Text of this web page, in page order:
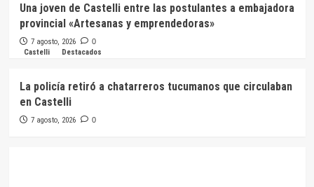
Una joven de Castelli entre las postulantes a embajadora
provincial «Artesanas y emprendedoras»
7 agosto, 2026 0
Castelli Destacados
La policía retiró a chatarreros tucumanos que circulaban
en Castelli
7 agosto, 2026 0